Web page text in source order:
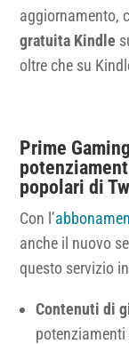
aggiornamento,
gratuita Kindle
oltre che su
Prime
popolari di
Con l’
anche il nuovo
questo servizio
Contenuti di